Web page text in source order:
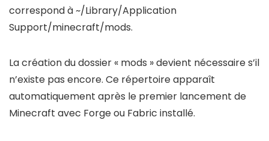
correspond à ~/Library/Application
Support/minecraft/mods.
La création du dossier « mods » devient nécessaire s’il
n’existe pas encore. Ce répertoire apparaît
automatiquement après le premier lancement de
Minecraft avec Forge ou Fabric installé.